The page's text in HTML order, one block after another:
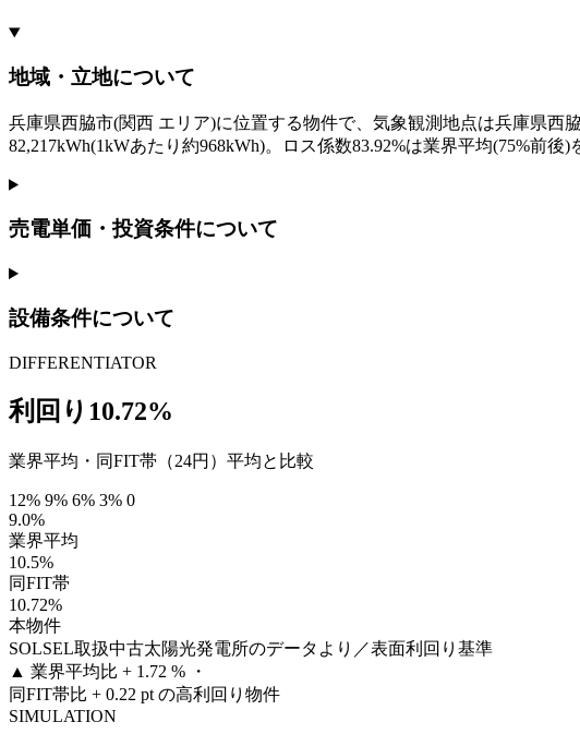
地域・立地について
兵庫県西脇市(関西 エリア)に位置する物件で、気象観測地点は兵庫県西
82,217kWh(1kWあたり約968kWh)。ロス係数83.92%は業界平均(75%前
売電単価・投資条件について
設備条件について
DIFFERENTIATOR
利回り10.72%
業界平均・同FIT帯（24円）平均と比較
12% 9% 6% 3% 0
9.0%
業界平均
10.5%
同FIT帯
10.72%
本物件
SOLSEL取扱中古太陽光発電所のデータより／表面利回り基準
▲ 業界平均比 + 1.72 % ・
同FIT帯比 + 0.22 pt の高利回り物件
SIMULATION